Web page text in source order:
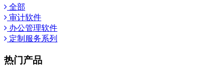
全部
审计软件
办公管理软件
定制服务系列
热门产品